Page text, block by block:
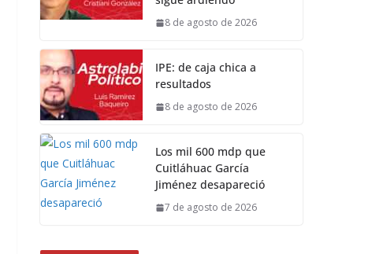
8 de agosto de 2026
IPE: de caja chica a
resultados
8 de agosto de 2026
Los mil 600 mdp que
Cuitláhuac García
Jiménez desapareció
7 de agosto de 2026